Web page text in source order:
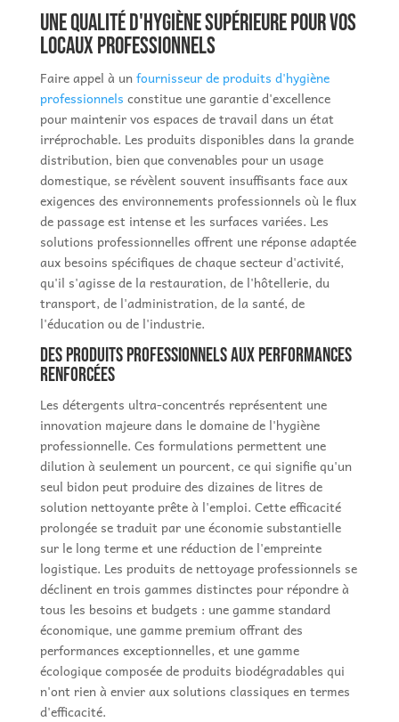
Une qualité d'hygiène supérieure pour vos
locaux professionnels
Faire appel à unfournisseur de produits d'hygiène
professionnels constitue une garantie d'excellence
pour maintenir vos espaces de travail dans un état
irréprochable. Les produits disponibles dans la grande
distribution, bien que convenables pour un usage
domestique, se révèlent souvent insuffisants face aux
exigences des environnements professionnels où le flux
de passage est intense et les surfaces variées. Les
solutions professionnelles offrent une réponse adaptée
aux besoins spécifiques de chaque secteur d'activité,
qu'il s'agisse de la restauration, de l'hôtellerie, du
transport, de l'administration, de la santé, de
l'éducation ou de l'industrie.
Des produits professionnels aux performances
renforcées
Les détergents ultra-concentrés représentent une
innovation majeure dans le domaine de l'hygiène
professionnelle. Ces formulations permettent une
dilution à seulement un pourcent, ce qui signifie qu'un
seul bidon peut produire des dizaines de litres de
solution nettoyante prête à l'emploi. Cette efficacité
prolongée se traduit par une économie substantielle
sur le long terme et une réduction de l'empreinte
logistique. Les produits de nettoyage professionnels se
déclinent en trois gammes distinctes pour répondre à
tous les besoins et budgets : une gamme standard
économique, une gamme premium offrant des
performances exceptionnelles, et une gamme
écologique composée de produits biodégradables qui
n'ont rien à envier aux solutions classiques en termes
d'efficacité.